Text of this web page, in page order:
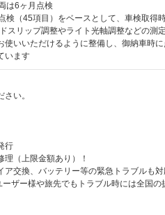
は6ヶ月点検
検（45項目）をベースとして、車検取得
スリップ調整やライト光軸調整などの測
いいただけるように整備し、御納車時に
います
い。
行
（上限金額あり）！
ア交換、バッテリー等の緊急トラブルも
ザー様や旅先でもトラブル時には全国の